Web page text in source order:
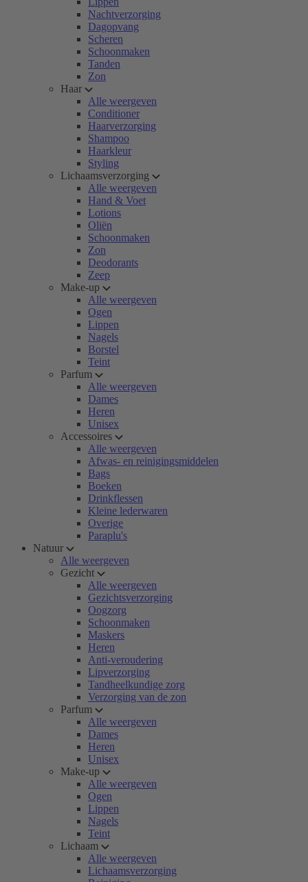
Nachtverzorging
Dagopvang
Scheren
Schoonmaken
Tanden
Zon
Haar
Alle weergeven
Conditioner
Haarverzorging
Shampoo
Haarkleur
Styling
Lichaamsverzorging
Alle weergeven
Hand & Voet
Lotions
Oliën
Schoonmaken
Zon
Deodorants
Zeep
Make-up
Alle weergeven
Ogen
Lippen
Nagels
Borstel
Teint
Parfum
Alle weergeven
Dames
Heren
Unisex
Accessoires
Alle weergeven
Afwas- en reinigingsmiddelen
Bags
Boeken
Drinkflessen
Kleine lederwaren
Overige
Paraplu's
Natuur
Alle weergeven
Gezicht
Alle weergeven
Gezichtsverzorging
Oogzorg
Schoonmaken
Maskers
Heren
Anti-veroudering
Lipverzorging
Tandheelkundige zorg
Verzorging van de zon
Parfum
Alle weergeven
Dames
Heren
Unisex
Make-up
Alle weergeven
Ogen
Lippen
Nagels
Teint
Lichaam
Alle weergeven
Lichaamsverzorging